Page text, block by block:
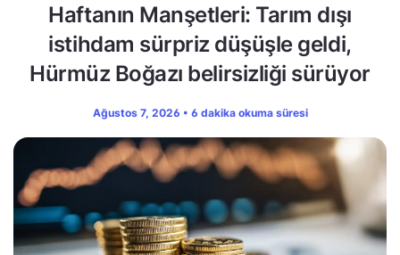
Haftanın Manşetleri: Tarım dışı
istihdam sürpriz düşüşle geldi,
Hürmüz Boğazı belirsizliği sürüyor
Ağustos 7, 2026 • 6 dakika okuma süresi